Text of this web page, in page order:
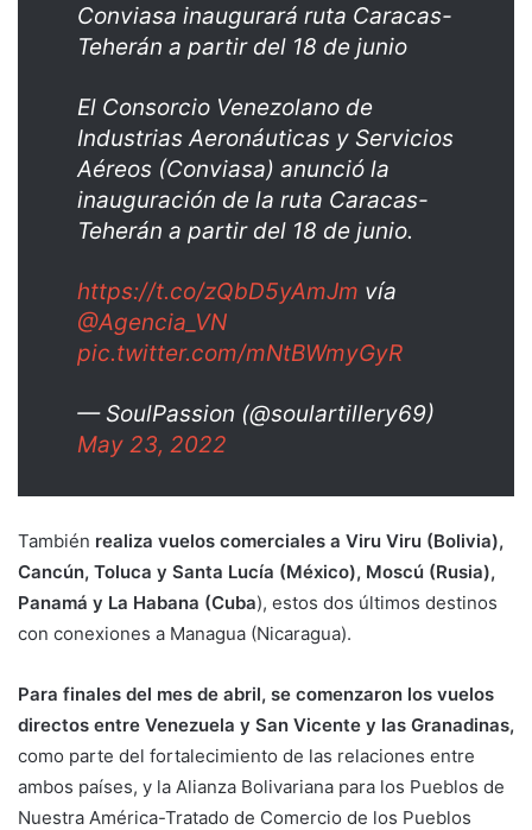
Conviasa inaugurará ruta Caracas-
Teherán a partir del 18 de junio
El Consorcio Venezolano de
Industrias Aeronáuticas y Servicios
Aéreos (Conviasa) anunció la
inauguración de la ruta Caracas-
Teherán a partir del 18 de junio.
https://t.co/zQbD5yAmJm vía
@Agencia_VN
pic.twitter.com/mNtBWmyGyR
— SoulPassion (@soulartillery69)
May 23, 2022
También realiza vuelos comerciales a Viru Viru (Bolivia),
Cancún, Toluca y Santa Lucía (México), Moscú (Rusia),
Panamá y La Habana (Cuba), estos dos últimos destinos
con conexiones a Managua (Nicaragua).
Para finales del mes de abril, se comenzaron los vuelos
directos entre Venezuela y San Vicente y las Granadinas,
como parte del fortalecimiento de las relaciones entre
ambos países, y la Alianza Bolivariana para los Pueblos de
Nuestra América-Tratado de Comercio de los Pueblos